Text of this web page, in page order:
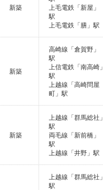
新築
上毛電鉄「新屋」
駅
上毛電鉄「膳」駅
新築
高崎線「倉賀野」
駅
上信電鉄「南高崎」
駅
上越線「高崎問屋
町」駅
新築
上越線「群馬総社」
駅
両毛線「新前橋」
駅
上越線「井野」駅
上越線「群馬総社」
駅